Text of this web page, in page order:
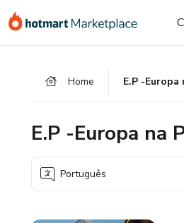
para
para
para
Home E.P -Europa
E.P -Europa na
Português